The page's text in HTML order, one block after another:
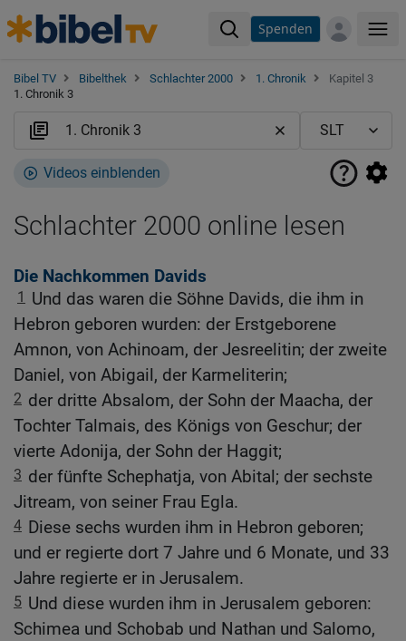
Spenden
Bibel TV Bibelthek Schlachter 2000 1. Chronik
Kapitel 3
1. Chronik 3
Videos einblenden
Schlachter 2000 online lesen
Die Nachkommen Davids
1
Und das waren die Söhne Davids, die ihm in
Hebron geboren wurden: der Erstgeborene
Amnon, von Achinoam, der Jesreelitin; der zweite
Daniel, von Abigail, der Karmeliterin;
2 der dritte Absalom, der Sohn der Maacha, der
Tochter Talmais, des Königs von Geschur; der
vierte Adonija, der Sohn der Haggit;
3 der fünfte Schephatja, von Abital; der sechste
Jitream, von seiner Frau Egla.
4 Diese sechs wurden ihm in Hebron geboren;
und er regierte dort 7 Jahre und 6 Monate, und 33
Jahre regierte er in Jerusalem.
5 Und diese wurden ihm in Jerusalem geboren:
Schimea und Schobab und Nathan und Salomo,